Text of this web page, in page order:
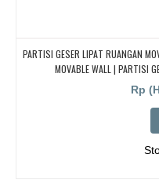
PARTISI GESER LIPAT RUANGAN
MOVABLE WALL | PARTISI
Rp